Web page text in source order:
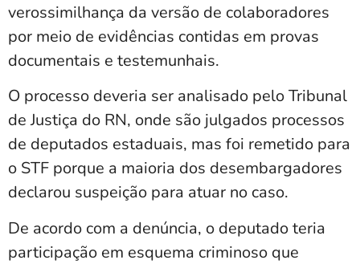
verossimilhança da versão de colaboradores
por meio de evidências contidas em provas
documentais e testemunhais.
O processo deveria ser analisado pelo Tribunal
de Justiça do RN, onde são julgados processos
de deputados estaduais, mas foi remetido para
o STF porque a maioria dos desembargadores
declarou suspeição para atuar no caso.
De acordo com a denúncia, o deputado teria
participação em esquema criminoso que